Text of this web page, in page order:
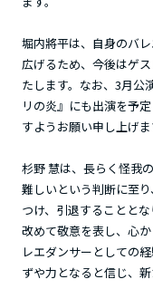
堀内將平は、自身のバ
広げるため、今後はゲ
たします。なお、3月公
リの炎』にも出演を予
すようお願い申し上げま
杉野 慧は、長らく怪我
難しいという判断に至
つけ、引退することと
改めて敬意を表し、心
レエダンサーとしての
ずや力となると信じ、